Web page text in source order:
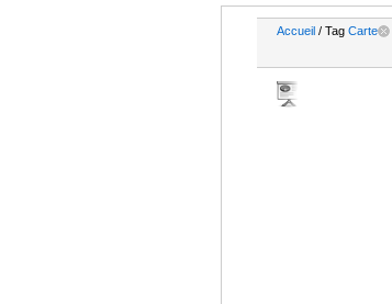
Accueil / Tag Carte